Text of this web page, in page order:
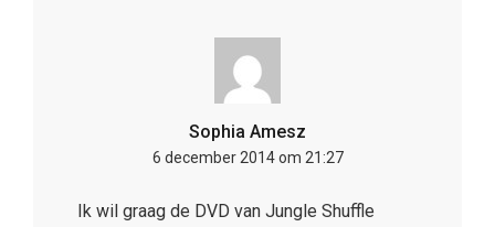
Sophia Amesz
6 december 2014 om 21:27
Ik wil graag de DVD van Jungle Shuffle